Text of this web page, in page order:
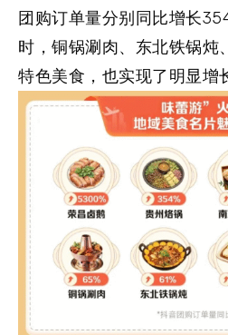
团购订单量分别同比增长
时，铜锅涮肉、东北铁锅炖
特色美食 ，也实现了明显增